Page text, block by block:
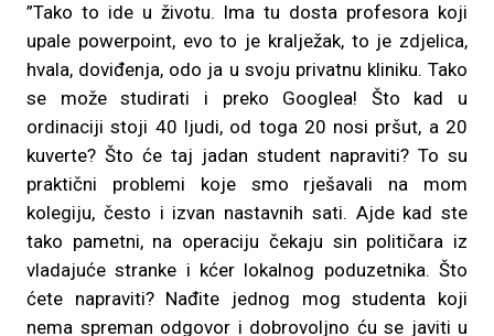
”Tako to ide u životu. Ima tu dosta profesora koji
upale powerpoint, evo to je kralježak, to je zdjelica,
hvala, doviđenja, odo ja u svoju privatnu kliniku. Tako
se može studirati i preko Googlea! Što kad u
ordinaciji stoji 40 ljudi, od toga 20 nosi pršut, a 20
kuverte? Što će taj jadan student napraviti? To su
praktični problemi koje smo rješavali na mom
kolegiju, često i izvan nastavnih sati. Ajde kad ste
tako pametni, na operaciju čekaju sin političara iz
vladajuće stranke i kćer lokalnog poduzetnika. Što
ćete napraviti? Nađite jednog mog studenta koji
nema spreman odgovor i dobrovoljno ću se javiti u